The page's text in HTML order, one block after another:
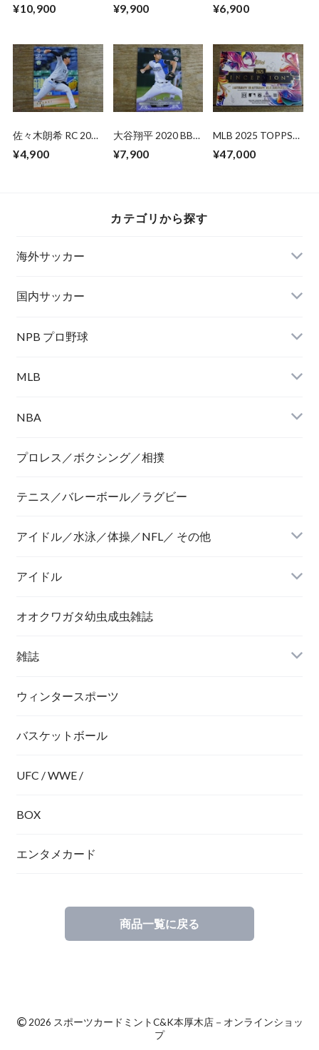
利】
¥10,900
野球最速165キロを
¥9,900 ¥6,900
佐々木朗希 RC 2020
¥4,900
大谷翔平 2020 BBM
¥7,900
MLB 2025 TOPPS
未開封 BOX
¥47,000
カテゴリから探す
海外サッカー
国内サッカー
NPB プロ野球
MLB
NBA
プロレス／ボクシング／相撲
テニス／バレーボール／ラグビー
アイドル／水泳／体操／NFL／ その他
アイドル
オオクワガタ幼虫成虫雑誌
雑誌
ウィンタースポーツ
バスケットボール
UFC / WWE /
BOX
エンタメカード
商品一覧に戻る
©2026 スポーツカードミントC&K本厚木店－オンラインショッ
プ